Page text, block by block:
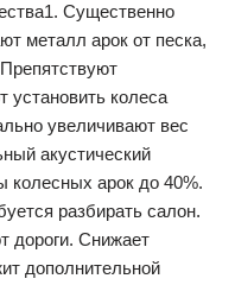
Существенно
металл арок от песка,
установить колеса
увеличивают вес
акустический
колесных арок до 40%.
разбирать салон.
дороги. Снижает
дополнительной